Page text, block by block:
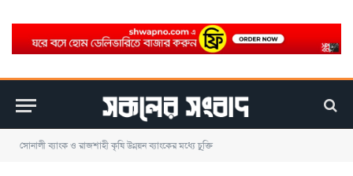
সোনালী ব্যাংক ও রাজশাহী কৃষি উন্নয়ন ব্যাংকের মধ্যে চু্ক্তি